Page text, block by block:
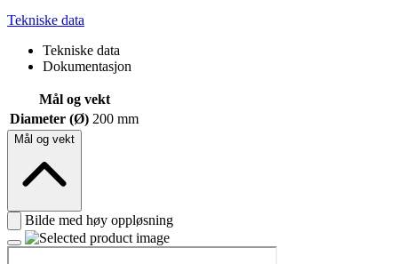
Tekniske data
Tekniske data
Dokumentasjon
Mål og vekt
Diameter (Ø) 200 mm
Mål og vekt
Bilde med høy oppløsning